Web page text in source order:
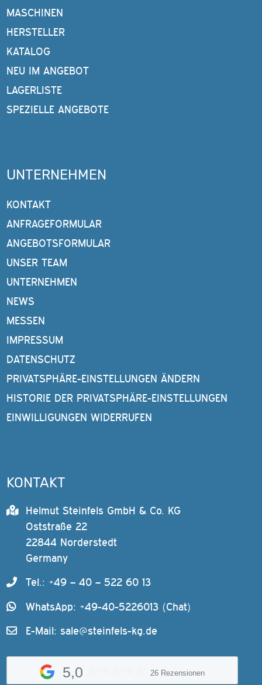
MASCHINEN
HERSTELLER
KATALOG
NEU IM ANGEBOT
LAGERLISTE
SPEZIELLE ANGEBOTE
UNTERNEHMEN
KONTAKT
ANFRAGEFORMULAR
ANGEBOTSFORMULAR
UNSER TEAM
UNTERNEHMEN
NEWS
MESSEN
IMPRESSUM
DATENSCHUTZ
PRIVATSPHÄRE-EINSTELLUNGEN ÄNDERN
HISTORIE DER PRIVATSPHÄRE-EINSTELLUNGEN
EINWILLIGUNGEN WIDERRUFEN
KONTAKT
Helmut Steinfels GmbH & Co. KG
Oststraße 22
22844 Norderstedt
Germany
Tel.: +49 – 40 – 522 60 13
WhatsApp: +49-40-5226013 (Chat)
E-Mail: sale@steinfels-kg.de
5,0 26 Rezensionen